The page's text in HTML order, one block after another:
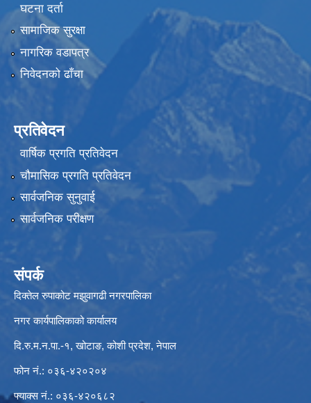
घटना दर्ता
सामाजिक सुरक्षा
नागरिक वडापत्र
निवेदनको ढाँचा
प्रतिवेदन
वार्षिक प्रगति प्रतिवेदन
चौमासिक प्रगति प्रतिवेदन
सार्वजनिक सुनुवाई
सार्वजनिक परीक्षण
संपर्क
दिक्तेल रुपाकोट मझुवागढी नगरपालिका
नगर कार्यपालिकाको कार्यालय
दि.रु.म.न.पा.-१, खोटाङ, कोशी प्रदेश, नेपाल
फोन नं.: ०३६-४२०२०४
फ्याक्स नं.: ०३६-४२०६८२